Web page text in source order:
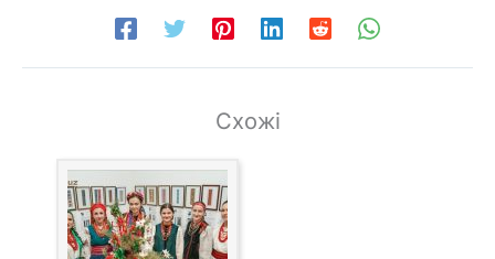
Схожі